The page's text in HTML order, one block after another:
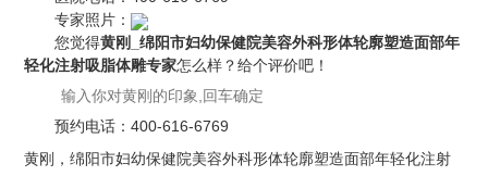
专家照片：
您觉得黄刚_绵阳市妇幼保健院美容外科形体轮廓塑造面部年
轻化注射吸脂体雕专家怎么样？给个评价吧！
预约电话：400-616-6769
黄刚，绵阳市妇幼保健院美容外科形体轮廓塑造面部年轻化注射